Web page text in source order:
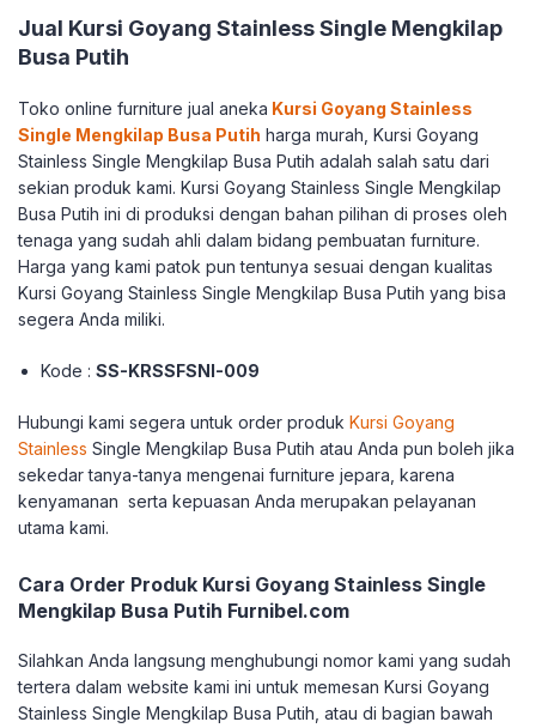
Jual Kursi Goyang Stainless Single Mengkilap
Busa Putih
Toko online furniture jual aneka Kursi Goyang Stainless
Single Mengkilap Busa Putih harga murah, Kursi Goyang
Stainless Single Mengkilap Busa Putih adalah salah satu dari
sekian produk kami. Kursi Goyang Stainless Single Mengkilap
Busa Putih ini di produksi dengan bahan pilihan di proses oleh
tenaga yang sudah ahli dalam bidang pembuatan furniture.
Harga yang kami patok pun tentunya sesuai dengan kualitas
Kursi Goyang Stainless Single Mengkilap Busa Putih yang bisa
segera Anda miliki.
Kode :SS-KRSSFSNI-009
Hubungi kami segera untuk order produk Kursi Goyang
Stainless Single Mengkilap Busa Putih atau Anda pun boleh jika
sekedar tanya-tanya mengenai furniture jepara, karena
kenyamanan serta kepuasan Anda merupakan pelayanan
utama kami.
Cara Order Produk Kursi Goyang Stainless Single
Mengkilap Busa Putih Furnibel.com
Silahkan Anda langsung menghubungi nomor kami yang sudah
tertera dalam website kami ini untuk memesan Kursi Goyang
Stainless Single Mengkilap Busa Putih, atau di bagian bawah